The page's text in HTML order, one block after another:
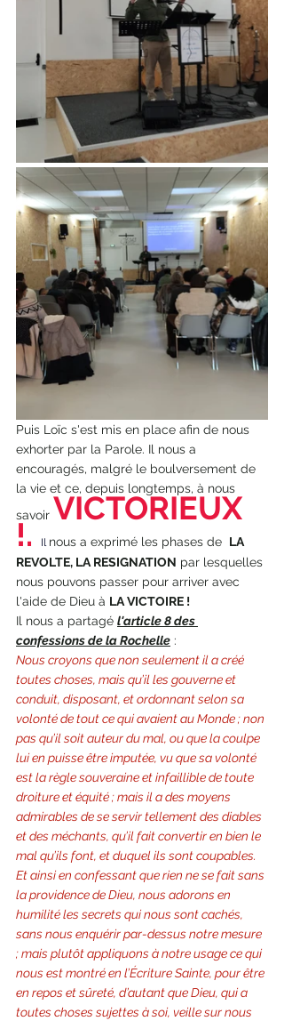
Puis Loïc s'est mis en place afin de nous
exhorter par la Parole. Il nous a
encouragés, malgré le boulversement de
la vie et ce, depuis longtemps, à nous
savoir VICTORIEUX
!. Il nous a exprimé les phases de LA
REVOLTE, LA RESIGNATION par lesquelles
nous pouvons passer pour arriver avec
l'aide de Dieu à LA VICTOIRE !
Il nous a partagé l'article 8 des
confessions de la Rochelle :
Nous croyons que non seulement il a créé
toutes choses, mais qu’il les gouverne et
conduit, disposant, et ordonnant selon sa
volonté de tout ce qui avaient au Monde ; non
pas qu’il soit auteur du mal, ou que la coulpe
lui en puisse être imputée, vu que sa volonté
est la règle souveraine et infaillible de toute
droiture et équité ; mais il a des moyens
admirables de se servir tellement des diables
et des méchants, qu’il fait convertir en bien le
mal qu’ils font, et duquel ils sont coupables.
Et ainsi en confessant que rien ne se fait sans
la providence de Dieu, nous adorons en
humilité les secrets qui nous sont cachés,
sans nous enquérir par-dessus notre mesure
; mais plutôt appliquons à notre usage ce qui
nous est montré en l’Écriture Sainte, pour être
en repos et sûreté, d’autant que Dieu, qui a
toutes choses sujettes à soi, veille sur nous